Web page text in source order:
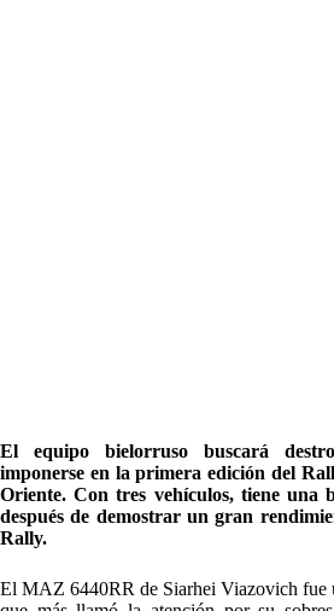
El equipo bielorruso buscará
imponerse en la primera edición del
Oriente. Con tres vehículos, tiene una
después de demostrar un gran
Rally.
El MAZ 6440RR de Siarhei Viazovich fue